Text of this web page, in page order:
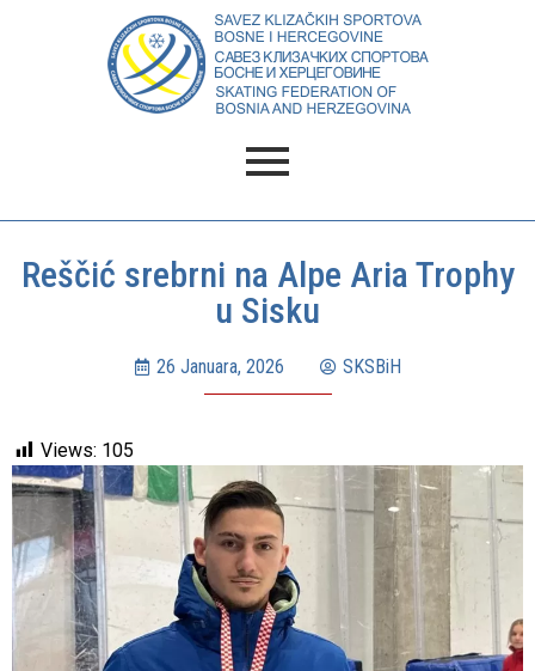
Reščić srebrni na Alpe Aria Trophy
u Sisku
26 Januara, 2026 SKSBiH
Views: 105